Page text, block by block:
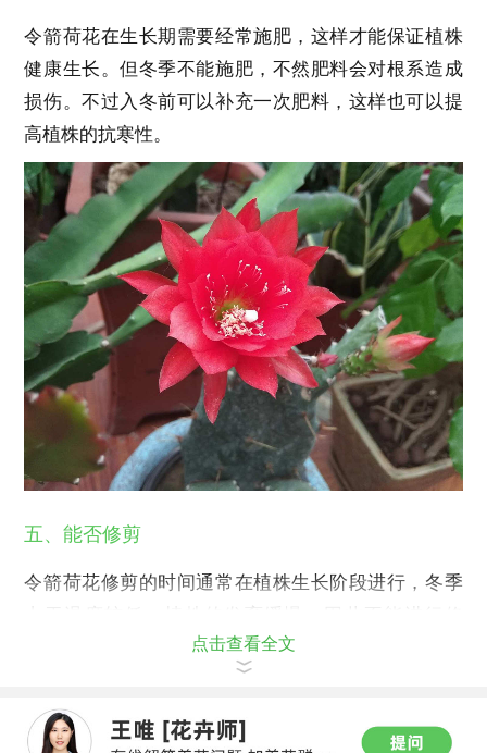
令箭荷花在生长期需要经常施肥，这样才能保证植株
健康生长。但冬季不能施肥，不然肥料会对根系造成
损伤。不过入冬前可以补充一次肥料，这样也可以提
高植株的抗寒性。
五、能否修剪
令箭荷花修剪的时间通常在植株生长阶段进行，冬季
剪，否则不容易恢复，也会影响第二年的生长。
点击查看全文